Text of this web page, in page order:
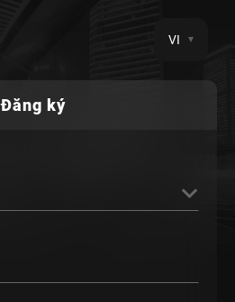
VI
Đăng ký